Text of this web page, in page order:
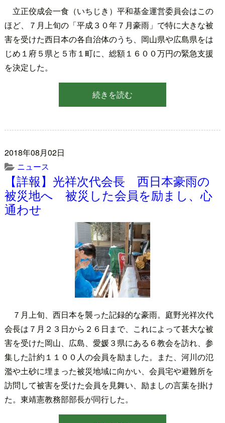
立正佼成会一食（いちじき）平和基金運営委員会はこの
ほど、７月上旬の「平成３０年７月豪雨」で特に大きな被
害を受けた西日本の各自治体のうち、岡山県や広島県をは
じめ１府５県と５市１町に、総額１６００万円の緊急支援
を決定した。
続きを読む
2018年08月02日
ニュース
【詳報】光祥次代会長 西日本豪雨の
被災地へ 被災した会員を励まし、心
通わせ
７月上旬、西日本を襲った記録的な豪雨。庭野光祥次代
会長は７月２３日から２６日まで、これによって甚大な被
害を受けた岡山、広島、愛媛３県にある６教会を訪れ、参
集した計約１１００人の会員を励ました。また、河川の氾
濫や土砂に埋まった被災地域に向かい、会員宅や避難所を
訪問して被害を受けた会員を見舞い、励ましの言葉を掛け
た。東靖憲教務部部長が同行した。